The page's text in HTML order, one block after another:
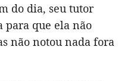
do dia, seu tutor
para que ela não
não notou nada fora